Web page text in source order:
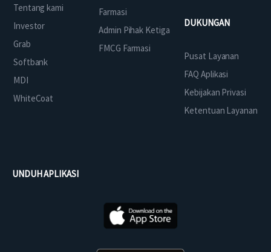
Tentang kami
Investor
Grab
Softbank
MDI
WhiteCoat
Farmasi
Admin Pihak Ketiga
FMCG Farmasi
DUKUNGAN
Pusat Layanan
FAQ Aplikasi
Kebijakan Privasi
Ketentuan Layanan
UNDUH APLIKASI